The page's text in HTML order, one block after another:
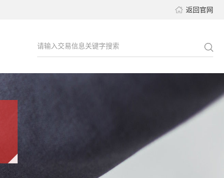
返回官网
请输入交易信息关键字搜索